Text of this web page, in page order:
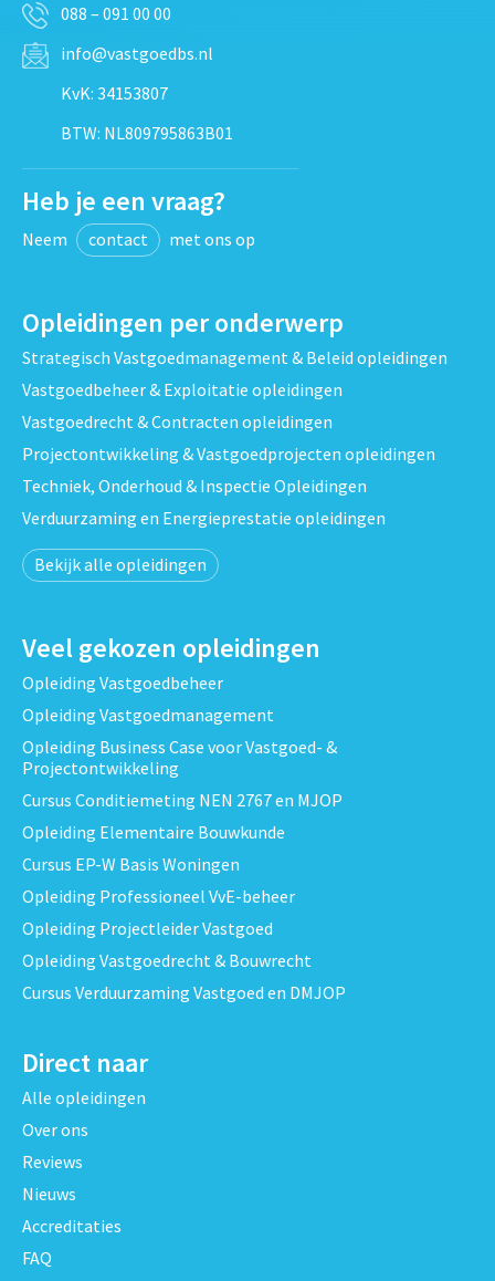
088 – 091 00 00
info@vastgoedbs.nl
KvK: 34153807
BTW: NL809795863B01
Heb je een vraag?
Neem contact met ons op
Opleidingen per onderwerp
Strategisch Vastgoedmanagement & Beleid opleidingen
Vastgoedbeheer & Exploitatie opleidingen
Vastgoedrecht & Contracten opleidingen
Projectontwikkeling & Vastgoedprojecten opleidingen
Techniek, Onderhoud & Inspectie Opleidingen
Verduurzaming en Energieprestatie opleidingen
Bekijk alle opleidingen
Veel gekozen opleidingen
Opleiding Vastgoedbeheer
Opleiding Vastgoedmanagement
Opleiding Business Case voor Vastgoed- &
Projectontwikkeling
Cursus Conditiemeting NEN 2767 en MJOP
Opleiding Elementaire Bouwkunde
Cursus EP-W Basis Woningen
Opleiding Professioneel VvE-beheer
Opleiding Projectleider Vastgoed
Opleiding Vastgoedrecht & Bouwrecht
Cursus Verduurzaming Vastgoed en DMJOP
Direct naar
Alle opleidingen
Over ons
Reviews
Nieuws
Accreditaties
FAQ